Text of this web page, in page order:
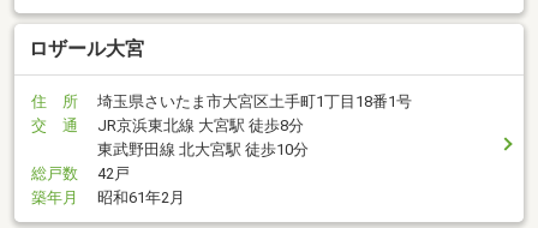
ロザール大宮
住 所
埼玉県さいたま市大宮区土手町1丁目18番1号
交 通
JR京浜東北線 大宮駅 徒歩8分
東武野田線 北大宮駅 徒歩10分
総戸数
42戸
築年月
昭和61年2月